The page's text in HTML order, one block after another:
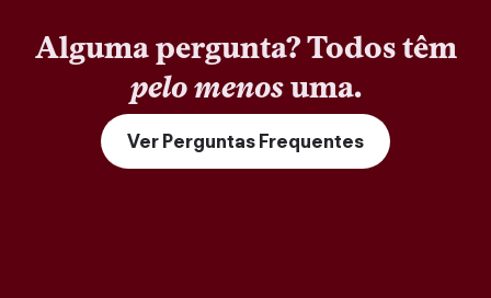
Alguma pergunta? Todos têm
pelo menosuma.
Ver Perguntas Frequentes